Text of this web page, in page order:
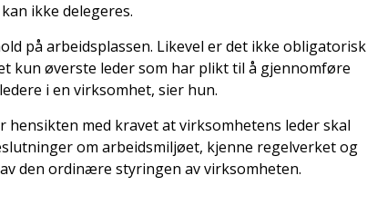
ikke delegeres.
på arbeidsplassen. Likevel er det ikke obligatorisk
kun øverste leder som har plikt til å gjennomføre
i en virksomhet, sier hun.
med kravet at virksomhetens leder skal
om arbeidsmiljøet, kjenne regelverket og
den ordinære styringen av virksomheten.